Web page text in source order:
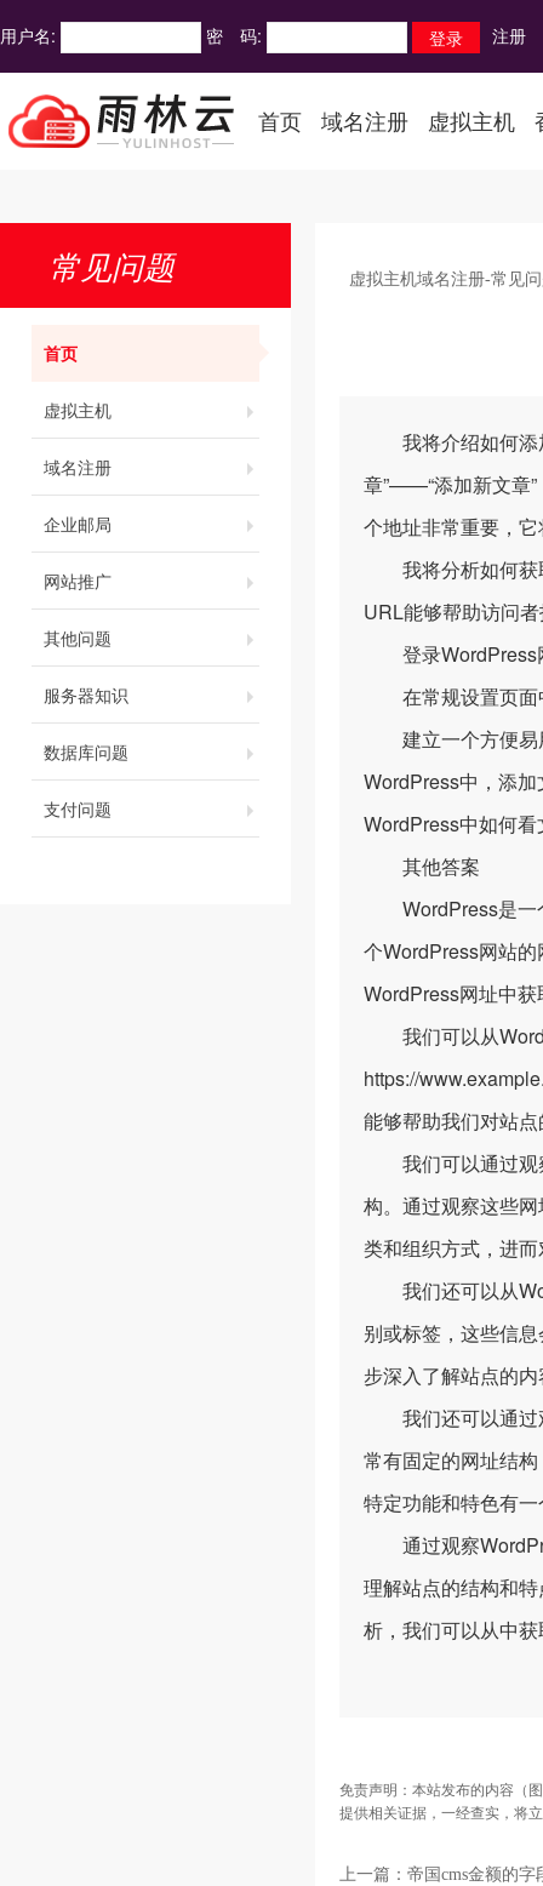
用户名: 密 码: 注册
首页 域名注册 虚拟主机
常见问题
首页
虚拟主机
域名注册
企业邮局
网站推广
其他问题
服务器知识
数据库问题
支付问题
虚拟主机域名注册-常见
我将介绍如何添
章”——“添加新文章
个地址非常重要，
我将分析如何获
URL能够帮助访问
登录WordPress
在常规设置页面
建立一个方便易
WordPress中，添
WordPress中如何
其他答案
WordPress是一
个WordPress网站
WordPress网址中
我们可以从
https://
能够帮助我们对站
我们可以通过观
构。通过观察这些
类和组织方式，进
我们还可以从
别或标签，这些信
步深入了解站点的
我们还可以通过
常有固定的网址结
特定功能和特色有
通过观察
理解站点的结构和
析，我们可以从中
免责声明：本站发布的内容（
提供相关证据，一经查实，将
上一篇： 帝国cms金额的